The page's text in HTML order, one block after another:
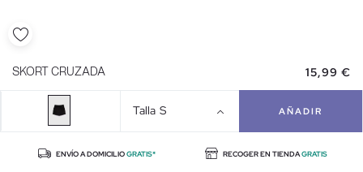
SKORT CRUZADA 15,99 €
Talla S AÑADIR
ENVÍO A DOMICILIOGRATIS* RECOGER EN TIENDAGRATIS